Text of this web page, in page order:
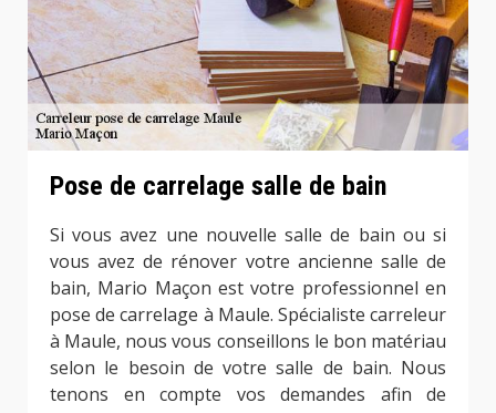
Pose de carrelage salle de bain
Si vous avez une nouvelle salle de bain ou si
vous avez de rénover votre ancienne salle de
bain, Mario Maçon est votre professionnel en
pose de carrelage à Maule. Spécialiste carreleur
à Maule, nous vous conseillons le bon matériau
selon le besoin de votre salle de bain. Nous
tenons en compte vos demandes afin de